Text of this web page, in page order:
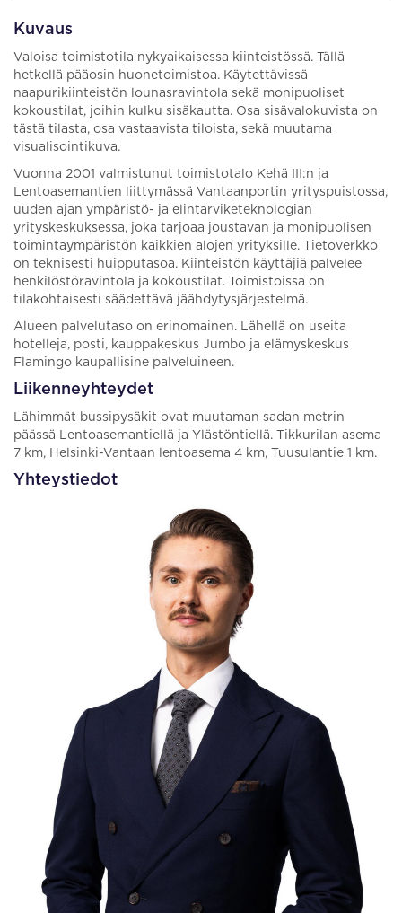
Kuvaus
Valoisa toimistotila nykyaikaisessa kiinteistössä. Tällä
hetkellä pääosin huonetoimistoa. Käytettävissä
naapurikiinteistön lounasravintola sekä monipuoliset
kokoustilat, joihin kulku sisäkautta. Osa sisävalokuvista on
tästä tilasta, osa vastaavista tiloista, sekä muutama
visualisointikuva.
Vuonna 2001 valmistunut toimistotalo Kehä III:n ja
Lentoasemantien liittymässä Vantaanportin yrityspuistossa,
uuden ajan ympäristö- ja elintarviketeknologian
yrityskeskuksessa, joka tarjoaa joustavan ja monipuolisen
toimintaympäristön kaikkien alojen yrityksille. Tietoverkko
on teknisesti huipputasoa. Kiinteistön käyttäjiä palvelee
henkilöstöravintola ja kokoustilat. Toimistoissa on
tilakohtaisesti säädettävä jäähdytysjärjestelmä.
Alueen palvelutaso on erinomainen. Lähellä on useita
hotelleja, posti, kauppakeskus Jumbo ja elämyskeskus
Flamingo kaupallisine palveluineen.
Liikenneyhteydet
Lähimmät bussipysäkit ovat muutaman sadan metrin
päässä Lentoasemantiellä ja Ylästöntiellä. Tikkurilan asema
7 km, Helsinki-Vantaan lentoasema 4 km, Tuusulantie 1 km.
Yhteystiedot